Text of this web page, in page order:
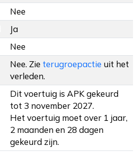
Nee
Ja
Nee
Nee. Zie terugroepactie uit het
verleden.
Dit voertuig is APK gekeurd
tot 3 november 2027.
Het voertuig moet over 1 jaar,
2 maanden en 28 dagen
gekeurd zijn.